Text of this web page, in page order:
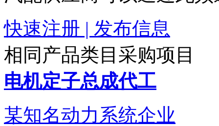
快速注册 | 发布信息
相同产品类目采购项目
电机定子总成代工
某知名动力系统企业